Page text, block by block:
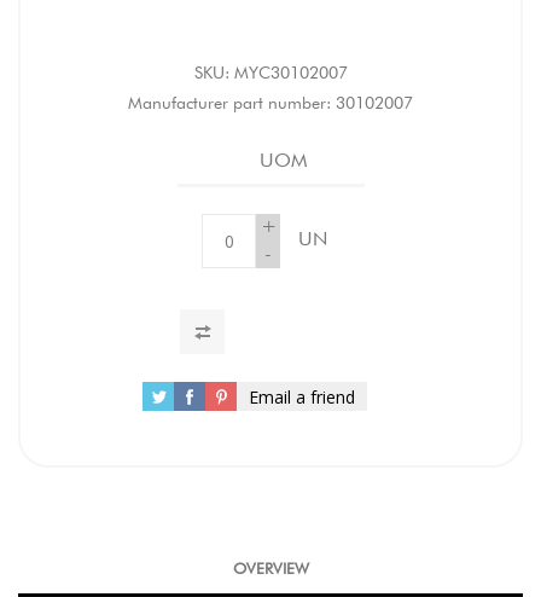
SKU: MYC30102007
Manufacturer part number: 30102007
UOM
+
-
UN
Email a friend
OVERVIEW